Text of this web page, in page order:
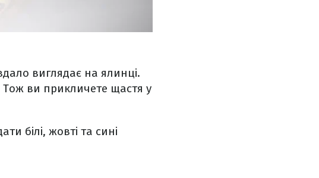
виглядає на ялинці.
Тож ви прикличете щастя у
білі, жовті та сині